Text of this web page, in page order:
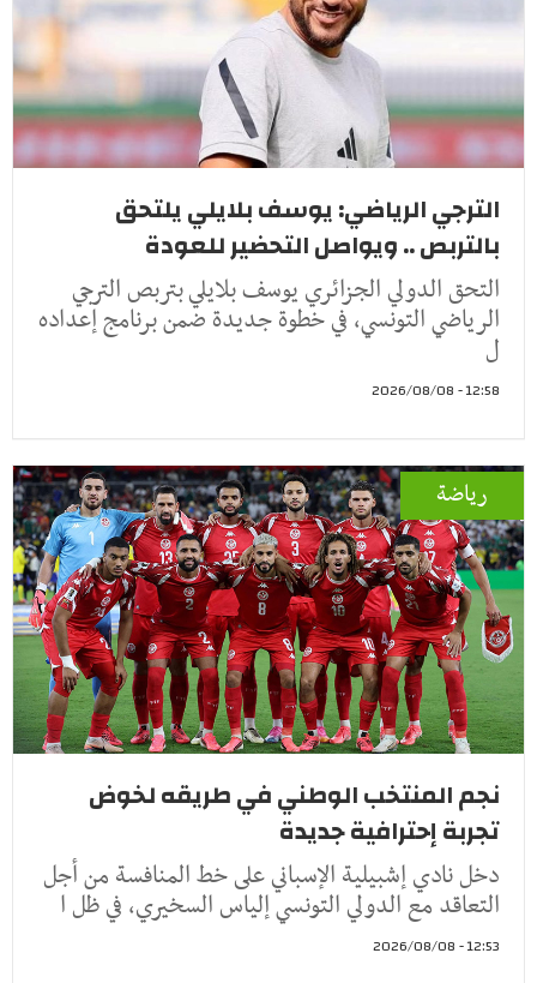
الترجي الرياضي: يوسف بلايلي يلتحق
بالتربص .. ويواصل التحضير للعودة
التحق الدولي الجزائري يوسف بلايلي بتربص الترجي
الرياضي التونسي، في خطوة جديدة ضمن برنامج إعداده
ل
12:58 - 2026/08/08
رياضة
نجم المنتخب الوطني في طريقه لخوض
تجربة إحترافية جديدة
دخل نادي إشبيلية الإسباني على خط المنافسة من أجل
التعاقد مع الدولي التونسي إلياس السخيري، في ظل ا
12:53 - 2026/08/08